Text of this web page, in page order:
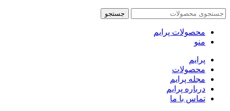
جستجو
محصولات پرایم
منو
پرایم
محصولات
مجله پرایم
درباره پرایم
تماس با ما